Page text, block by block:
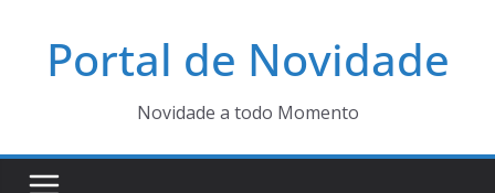
Portal de Novidade
Novidade a todo Momento